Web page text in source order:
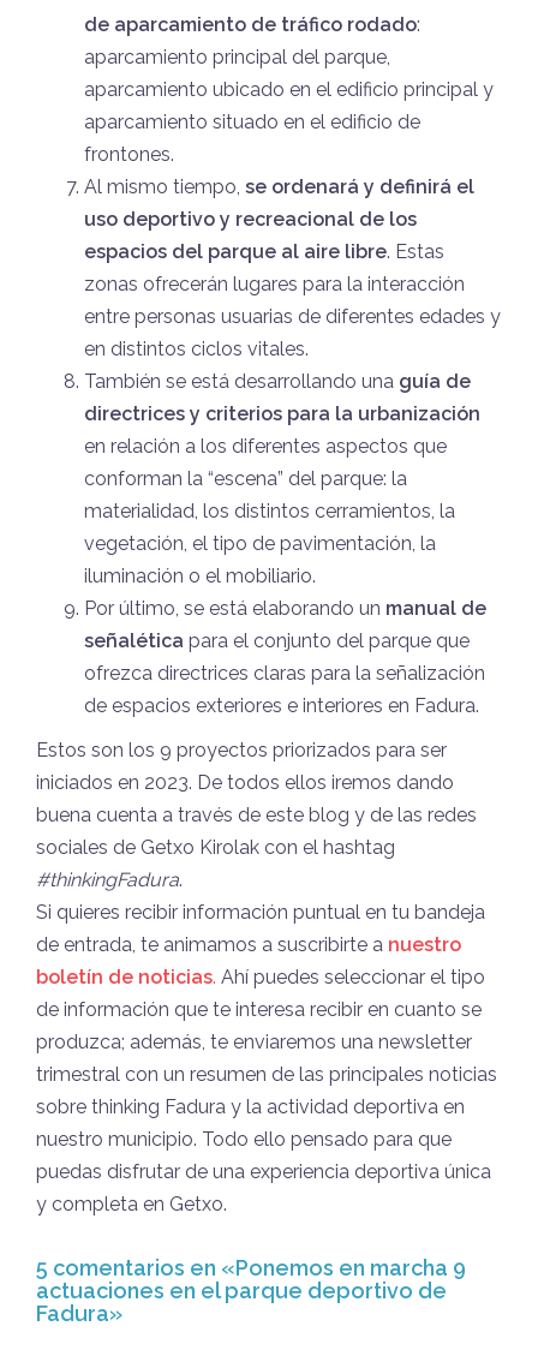
de aparcamiento de tráfico rodado:
aparcamiento principal del parque,
aparcamiento ubicado en el edificio principal y
aparcamiento situado en el edificio de
frontones.
Al mismo tiempo, se ordenará y definirá el
uso deportivo y recreacional de los
espacios del parque al aire libre. Estas
zonas ofrecerán lugares para la interacción
entre personas usuarias de diferentes edades y
en distintos ciclos vitales.
También se está desarrollando una guía de
directrices y criterios para la urbanización
en relación a los diferentes aspectos que
conforman la “escena” del parque: la
materialidad, los distintos cerramientos, la
vegetación, el tipo de pavimentación, la
iluminación o el mobiliario.
Por último, se está elaborando un manual de
señalética para el conjunto del parque que
ofrezca directrices claras para la señalización
de espacios exteriores e interiores en Fadura.
Estos son los 9 proyectos priorizados para ser
iniciados en 2023. De todos ellos iremos dando
buena cuenta a través de este blog y de las redes
sociales de Getxo Kirolak con el hashtag
#thinkingFadura.
Si quieres recibir información puntual en tu bandeja
de entrada, te animamos a suscribirte a nuestro
boletín de noticias. Ahí puedes seleccionar el tipo
de información que te interesa recibir en cuanto se
produzca; además, te enviaremos una newsletter
trimestral con un resumen de las principales noticias
sobre thinking Fadura y la actividad deportiva en
nuestro municipio. Todo ello pensado para que
puedas disfrutar de una experiencia deportiva única
y completa en Getxo.
5 comentarios en «Ponemos en marcha 9
actuaciones en el parque deportivo de
Fadura»